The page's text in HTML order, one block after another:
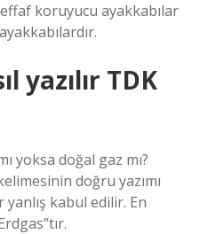
koruyucu ayakkabılar
yazılır TDK
yoksa doğal gaz mı?
doğru yazımı
yanlış kabul edilir. En